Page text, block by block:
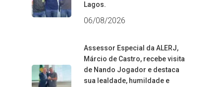
Lagos.
06/08/2026
Assessor Especial da ALERJ,
Márcio de Castro, recebe visita
de Nando Jogador e destaca
sua lealdade, humildade e